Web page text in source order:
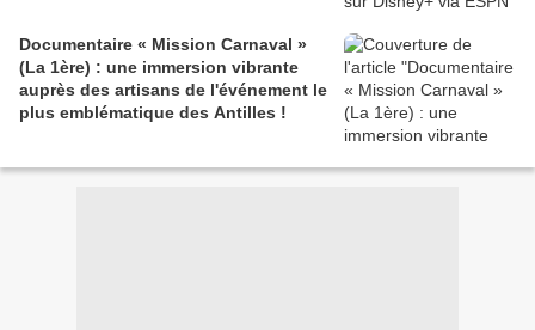
Documentaire « Mission Carnaval »
(La 1ère) : une immersion vibrante
auprès des artisans de l'événement le
plus emblématique des Antilles !